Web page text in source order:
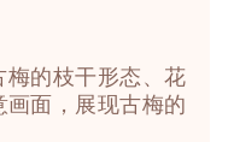
的枝干形态、花
面，展现古梅的